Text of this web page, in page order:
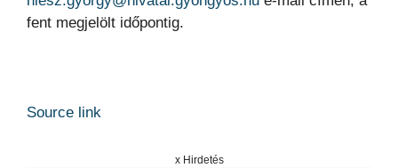
fent megjelölt időpontig.
Source link
x Hirdetés